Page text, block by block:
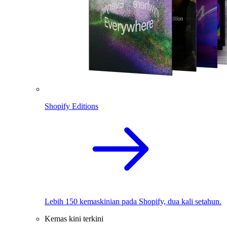
Shopify Editions
Lebih 150 kemaskinian pada Shopify, dua kali setahun.
Kemas kini terkini